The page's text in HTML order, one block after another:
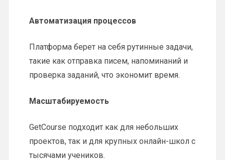
Автоматизация процессов
Платформа берет на себя рутинные задачи,
такие как отправка писем, напоминаний и
проверка заданий, что экономит время.
Масштабируемость
GetCourse подходит как для небольших
проектов, так и для крупных онлайн-школ с
тысячами учеников.